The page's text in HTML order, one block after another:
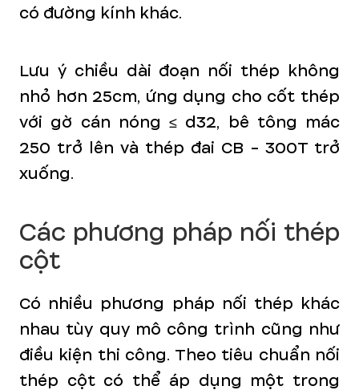
có đường kính khác.
Lưu ý chiều dài đoạn nối thép không
nhỏ hơn 25cm, ứng dụng cho cốt thép
với gờ cán nóng ≤ d32, bê tông mác
250 trở lên và thép đai CB - 300T trở
xuống.
Các phương pháp nối thép
cột
Có nhiều phương pháp nối thép khác
nhau tùy quy mô công trình cũng như
điều kiện thi công. Theo tiêu chuẩn nối
thép cột có thể áp dụng một trong